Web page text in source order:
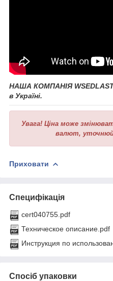
НАША КОМПАНІЯ
в Україні.
Увага! Ціна може
валют,
Приховати
Специфікація
cert040755.pdf
Техническое описание.pdf
Инструкция по
Спосіб упаковки